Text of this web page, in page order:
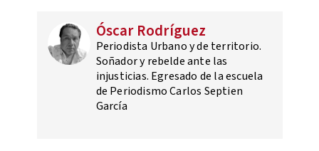
Óscar Rodríguez
Periodista Urbano y de territorio.
Soñador y rebelde ante las
injusticias. Egresado de la escuela
de Periodismo Carlos Septien
García